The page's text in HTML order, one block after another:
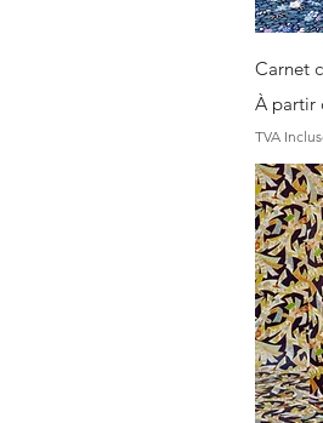
Carnet
À partir
Prix
TVA